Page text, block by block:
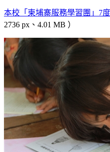
本校「柬埔寨服務學習團」7
2736 px、4.01 MB ）